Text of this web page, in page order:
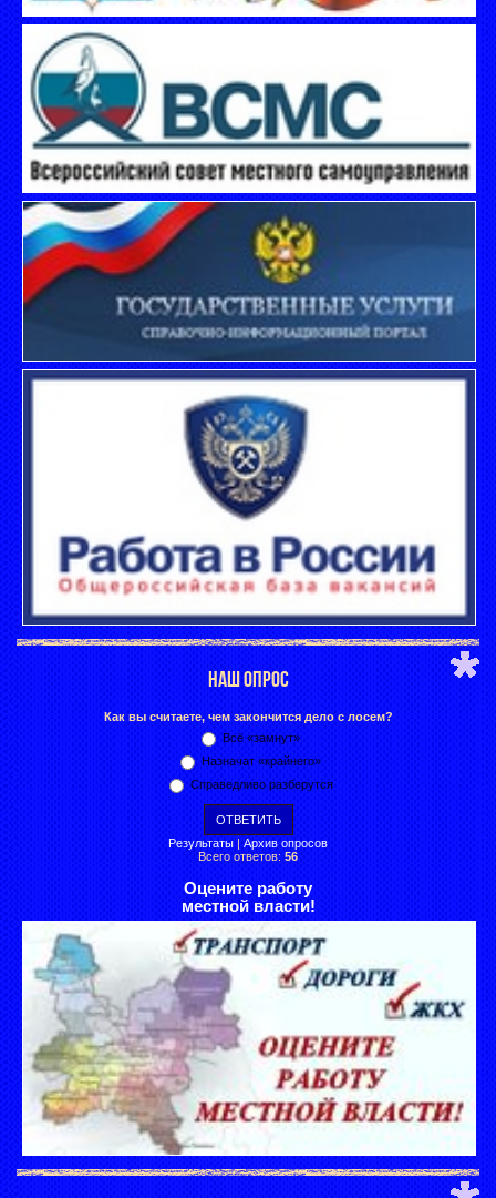
НАШ ОПРОС
Как вы считаете, чем закончится дело с лосем?
Всё «замнут»
Назначат «крайнего»
Справедливо разберутся
Результаты | Архив опросов
Всего ответов: 56
Оцените работу
местной власти!